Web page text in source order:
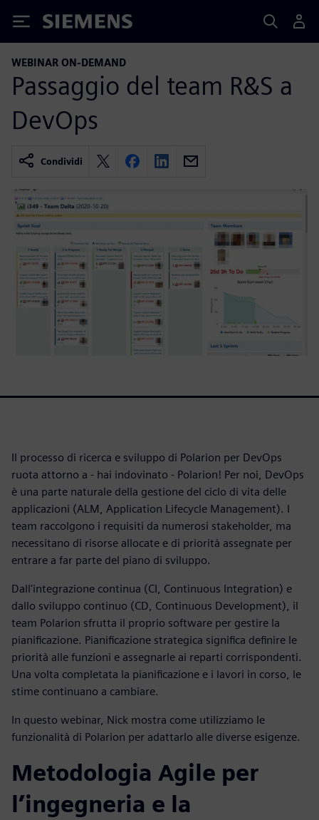
Siemens
WEBINAR ON-DEMAND
Passaggio del team R&S a
DevOps
Condividi
Il processo di ricerca e sviluppo di Polarion per DevOps
ruota attorno a - hai indovinato - Polarion! Per noi, DevOps
è una parte naturale della gestione del ciclo di vita delle
applicazioni (ALM, Application Lifecycle Management). I
team raccolgono i requisiti da numerosi stakeholder, ma
necessitano di risorse allocate e di priorità assegnate per
entrare a far parte del piano di sviluppo.
Dall'integrazione continua (CI, Continuous Integration) e
dallo sviluppo continuo (CD, Continuous Development), il
team Polarion sfrutta il proprio software per gestire la
pianificazione. Pianificazione strategica significa definire le
priorità alle funzioni e assegnarle ai reparti corrispondenti.
Una volta completata la pianificazione e i lavori in corso, le
stime continuano a cambiare.
In questo webinar, Nick mostra come utilizziamo le
funzionalità di Polarion per adattarlo alle diverse esigenze.
Metodologia Agile per
l’ingegneria e la